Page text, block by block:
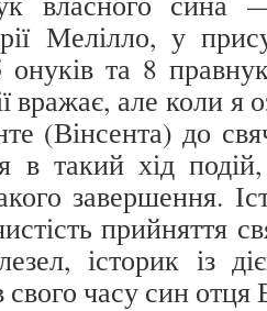
Мелілло, у
онуків та 8
вражає, але коли я
(Вінсента) до
в такий хід
завершення.
прийняття
історик із
свого часу син